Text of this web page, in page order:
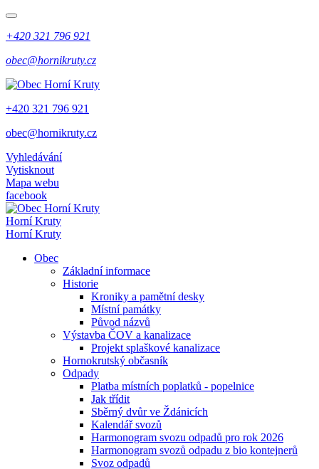
+420 321 796 921
obec@hornikruty.cz
+420 321 796 921
obec@hornikruty.cz
Vyhledávání
Vytisknout
Mapa webu
facebook
Horní Kruty
Horní Kruty
Obec
Základní informace
Historie
Kroniky a pamětní desky
Místní památky
Původ názvů
Výstavba ČOV a kanalizace
Projekt splaškové kanalizace
Hornokrutský občasník
Odpady
Platba místních poplatků - popelnice
Jak třídit
Sběrný dvůr ve Ždánicích
Kalendář svozů
Harmonogram svozu odpadů pro rok 2026
Harmonogram svozů odpadu z bio kontejnerů
Svoz odpadů